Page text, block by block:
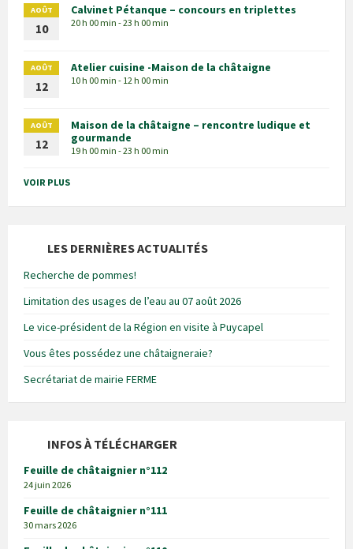
AOÛT
10
Calvinet Pétanque – concours en triplettes
20 h 00 min - 23 h 00 min
AOÛT
12
Atelier cuisine -Maison de la châtaigne
10 h 00 min - 12 h 00 min
AOÛT
12
Maison de la châtaigne – rencontre ludique et
gourmande
19 h 00 min - 23 h 00 min
VOIR PLUS
LES DERNIÈRES ACTUALITÉS
Recherche de pommes!
Limitation des usages de l’eau au 07 août 2026
Le vice-président de la Région en visite à Puycapel
Vous êtes possédez une châtaigneraie?
Secrétariat de mairie FERME
INFOS À TÉLÉCHARGER
Feuille de châtaignier n°112
24 juin 2026
Feuille de châtaignier n°111
30 mars 2026